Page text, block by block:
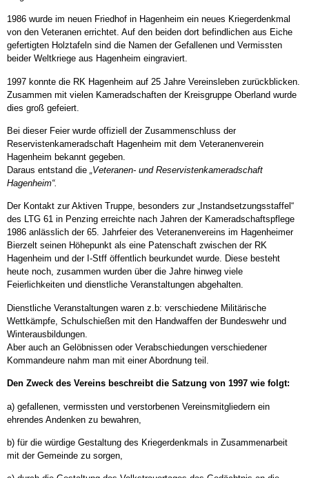
1986 wurde im neuen Friedhof in Hagenheim ein neues Kriegerdenkmal
von den Veteranen errichtet. Auf den beiden dort befindlichen aus Eiche
gefertigten Holztafeln sind die Namen der Gefallenen und Vermissten
beider Weltkriege aus Hagenheim eingraviert.
1997 konnte die RK Hagenheim auf 25 Jahre Vereinsleben zurückblicken.
Zusammen mit vielen Kameradschaften der Kreisgruppe Oberland wurde
dies groß gefeiert.
Bei dieser Feier wurde offiziell der Zusammenschluss der
Reservistenkameradschaft Hagenheim mit dem Veteranenverein
Hagenheim bekannt gegeben.
Daraus entstand die „Veteranen- und Reservistenkameradschaft
Hagenheim“.
Der Kontakt zur Aktiven Truppe, besonders zur „Instandsetzungsstaffel“
des LTG 61 in Penzing erreichte nach Jahren der Kameradschaftspflege
1986 anlässlich der 65. Jahrfeier des Veteranenvereins im Hagenheimer
Bierzelt seinen Höhepunkt als eine Patenschaft zwischen der RK
Hagenheim und der I-Stff öffentlich beurkundet wurde. Diese besteht
heute noch, zusammen wurden über die Jahre hinweg viele
Feierlichkeiten und dienstliche Veranstaltungen abgehalten.
Dienstliche Veranstaltungen waren z.b: verschiedene Militärische
Wettkämpfe, Schulschießen mit den Handwaffen der Bundeswehr und
Winterausbildungen.
Aber auch an Gelöbnissen oder Verabschiedungen verschiedener
Kommandeure nahm man mit einer Abordnung teil.
Den Zweck des Vereins beschreibt die Satzung von 1997 wie folgt:
a) gefallenen, vermissten und verstorbenen Vereinsmitgliedern ein
ehrendes Andenken zu bewahren,
b) für die würdige Gestaltung des Kriegerdenkmals in Zusammenarbeit
mit der Gemeinde zu sorgen,